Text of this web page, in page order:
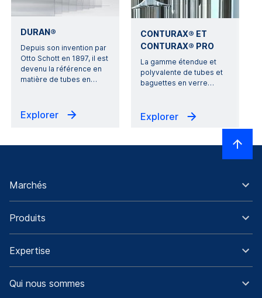
DURAN®
Depuis son invention par
Otto Schott en 1897, il est
devenu la référence en
matière de tubes en…
Explorer
CONTURAX® ET
CONTURAX® PRO
La gamme étendue et
polyvalente de tubes et
baguettes en verre…
Explorer
Marchés
Produits
Expertise
Qui nous sommes